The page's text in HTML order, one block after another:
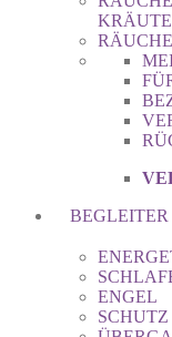
ENGEL
SCHUTZ